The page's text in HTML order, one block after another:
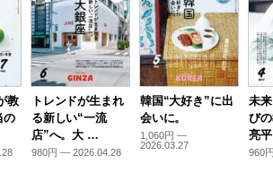
教
の
トレンドが生まれ
る新しい“一流
店”へ。大 …
980円 — 2026.04.28
韓国“大好き”に出
会いに。
1,060円 —
2026.03.27
未
び
亮平
960